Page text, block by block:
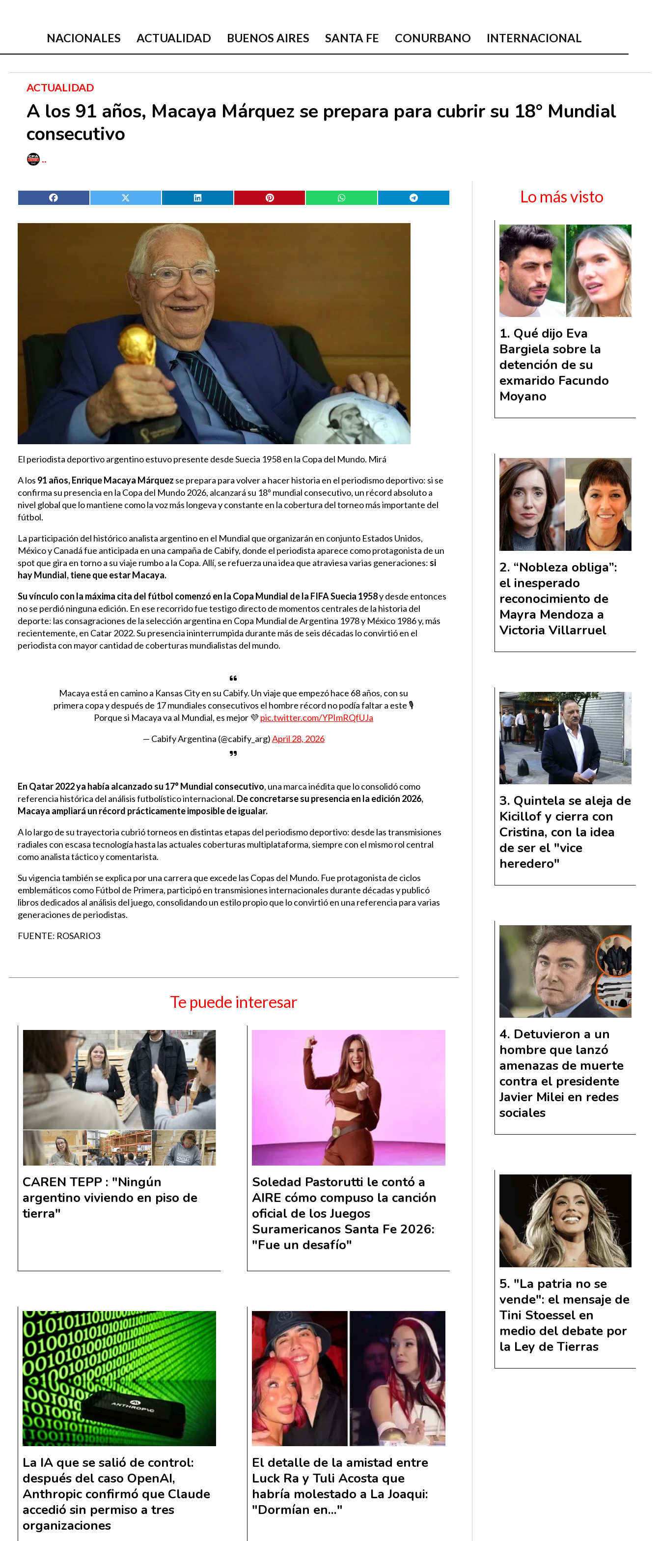
NACIONALES ACTUALIDAD BUENOS AIRES SANTA FE CONURBANO INTERNACIONAL
A los 91 años, Macaya Márquez se prepara para cubrir su 18° Mundial
consecutivo
ACTUALIDAD
..
El periodista deportivo argentino estuvo presente desde Suecia 1958 en la Copa del Mundo. Mirá
A los 91 años,Enrique Macaya Márquez se prepara para volver a hacer historia en el periodismo deportivo: si se
confirma su presencia en la Copa del Mundo 2026, alcanzará su 18º mundial consecutivo, un récord absoluto a
nivel global que lo mantiene como la voz más longeva y constante en la cobertura del torneo más importante del
fútbol.
La participación del histórico analista argentino en el Mundial que organizarán en conjunto Estados Unidos,
México y Canadá fue anticipada en una campaña de Cabify, donde el periodista aparece como protagonista de un
spot que gira en torno a su viaje rumbo a la Copa. Allí, se refuerza una idea que atraviesa varias generaciones: si
hay Mundial, tiene que estar Macaya.
Su vínculo con la máxima cita del fútbol comenzó en la Copa Mundial de la FIFA Suecia 1958y desde entonces
no se perdió ninguna edición. En ese recorrido fue testigo directo de momentos centrales de la historia del
deporte: las consagraciones de la selección argentina en Copa Mundial de Argentina 1978 y México 1986 y, más
recientemente, en Catar 2022. Su presencia ininterrumpida durante más de seis décadas lo convirtió en el
periodista con mayor cantidad de coberturas mundialistas del mundo.
Macaya está en camino a Kansas City en su Cabify. Un viaje que empezó hace 68 años, con su
primera copa y después de 17 mundiales consecutivos el hombre récord no podía faltar a este 🎙️
Porque si Macaya va al Mundial, es mejor 💜 pic.twitter.com/YPImRQfUJa
— Cabify Argentina (@cabify_arg)April 28, 2026
En Qatar 2022 ya había alcanzado su 17° Mundial consecutivo, una marca inédita que lo consolidó como
referencia histórica del análisis futbolístico internacional. De concretarse su presencia en la edición 2026,
Macaya ampliará un récord prácticamente imposible de igualar.
A lo largo de su trayectoria cubrió torneos en distintas etapas del periodismo deportivo: desde las transmisiones
radiales con escasa tecnología hasta las actuales coberturas multiplataforma, siempre con el mismo rol central
como analista táctico y comentarista.
Su vigencia también se explica por una carrera que excede las Copas del Mundo. Fue protagonista de ciclos
emblemáticos como Fútbol de Primera, participó en transmisiones internacionales durante décadas y publicó
libros dedicados al análisis del juego, consolidando un estilo propio que lo convirtió en una referencia para varias
generaciones de periodistas.
FUENTE: ROSARIO3
Te puede interesar
CAREN TEPP : "Ningún
argentino viviendo en piso de
tierra"
Soledad Pastorutti le contó a
AIRE cómo compuso la canción
oficial de los Juegos
Suramericanos Santa Fe 2026:
"Fue un desafío"
La IA que se salió de control:
después del caso OpenAI,
Anthropic confirmó que Claude
accedió sin permiso a tres
organizaciones
El detalle de la amistad entre
Luck Ra y Tuli Acosta que
habría molestado a La Joaqui:
"Dormían en..."
Lo más visto
Qué dijo Eva
Bargiela sobre la
detención de su
exmarido Facundo
Moyano
“Nobleza obliga”:
el inesperado
reconocimiento de
Mayra Mendoza a
Victoria Villarruel
Quintela se aleja de
Kicillof y cierra con
Cristina, con la idea
de ser el "vice
heredero"
Detuvieron a un
hombre que lanzó
amenazas de muerte
contra el presidente
Javier Milei en redes
sociales
"La patria no se
vende": el mensaje de
Tini Stoessel en
medio del debate por
la Ley de Tierras